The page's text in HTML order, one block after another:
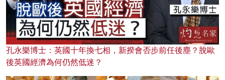
孔永樂博士：英國十年換七相，新揆會否步前任後塵？脫歐
後英國經濟為何仍然低迷？